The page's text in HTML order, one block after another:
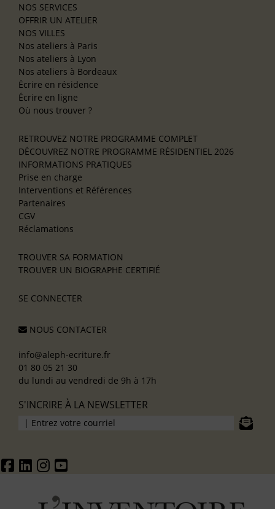
NOS SERVICES
OFFRIR UN ATELIER
NOS VILLES
Nos ateliers à Paris
Nos ateliers à Lyon
Nos ateliers à Bordeaux
Écrire en résidence
Écrire en ligne
Où nous trouver ?
RETROUVEZ NOTRE PROGRAMME COMPLET
DÉCOUVREZ NOTRE PROGRAMME RÉSIDENTIEL 2026
INFORMATIONS PRATIQUES
Prise en charge
Interventions et Références
Partenaires
CGV
Réclamations
TROUVER SA FORMATION
TROUVER UN BIOGRAPHE CERTIFIÉ
SE CONNECTER
NOUS CONTACTER
info@aleph-ecriture.fr
01 80 05 21 30
du lundi au vendredi de 9h à 17h
S'INCRIRE À LA NEWSLETTER